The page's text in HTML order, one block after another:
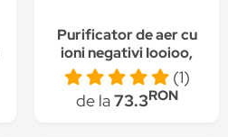
Purificator de aer cu
ioni negativi Iooioo,
Silentios, Portabil,
Verde
(1)
de la73.3RON